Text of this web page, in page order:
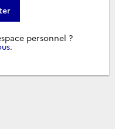
personnel ?
.